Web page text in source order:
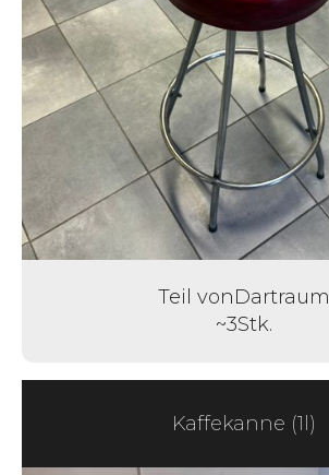
Teil vonDartraum
~3Stk.
Kaffekanne (1l)